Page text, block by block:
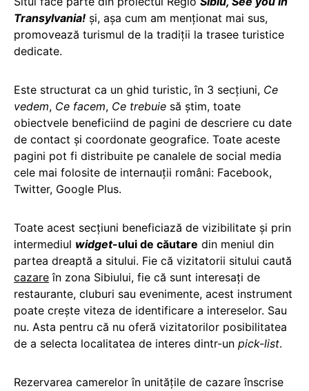
Transylvania! şi, aşa cum am menţionat mai sus,
promovează turismul de la tradiţii la trasee turistice
dedicate.
Este structurat ca un ghid turistic, în 3 secțiuni, Ce
vedem, Ce facem, Ce trebuie să știm, toate
obiectvele beneficiind de pagini de descriere cu date
de contact şi coordonate geografice. Toate aceste
pagini pot fi distribuite pe canalele de social media
cele mai folosite de internauții români: Facebook,
Twitter, Google Plus.
Toate acest secțiuni beneficiază de vizibilitate și prin
intermediul widget-ului de căutare din meniul din
partea dreaptă a sitului. Fie că vizitatorii sitului caută
cazare în zona Sibiului, fie că sunt interesați de
restaurante, cluburi sau evenimente, acest instrument
poate crește viteza de identificare a intereselor. Sau
nu. Asta pentru că nu oferă vizitatorilor posibilitatea
de a selecta localitatea de interes dintr-un pick-list.
Rezervarea camerelor în unitățile de cazare înscrise